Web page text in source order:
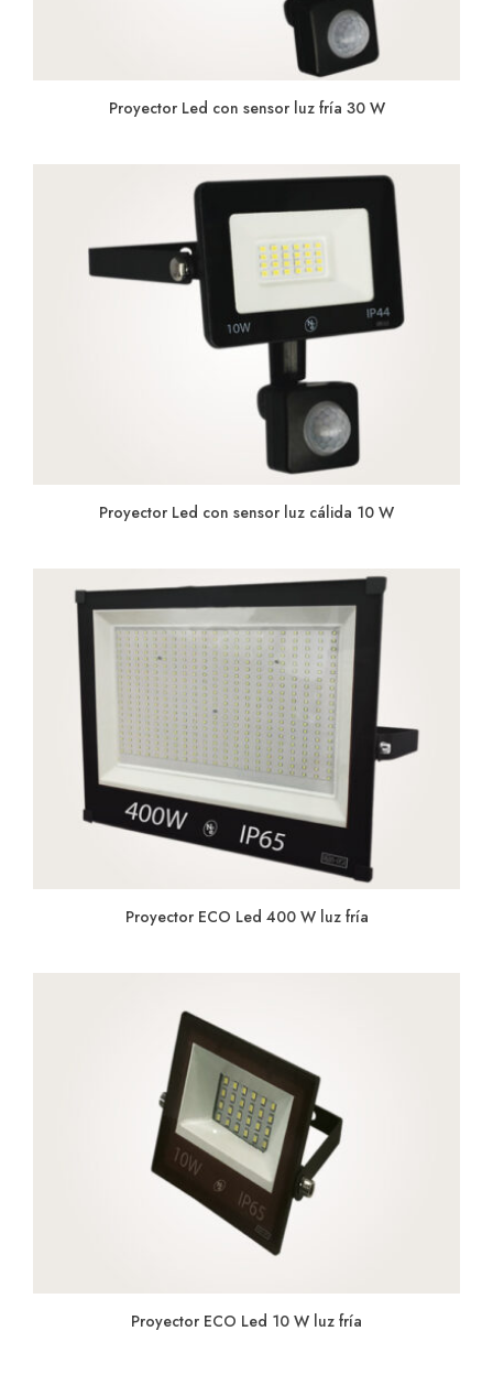
Proyector Led con sensor luz fría 30 W
Proyector Led con sensor luz cálida 10 W
Proyector ECO Led 400 W luz fría
Proyector ECO Led 10 W luz fría